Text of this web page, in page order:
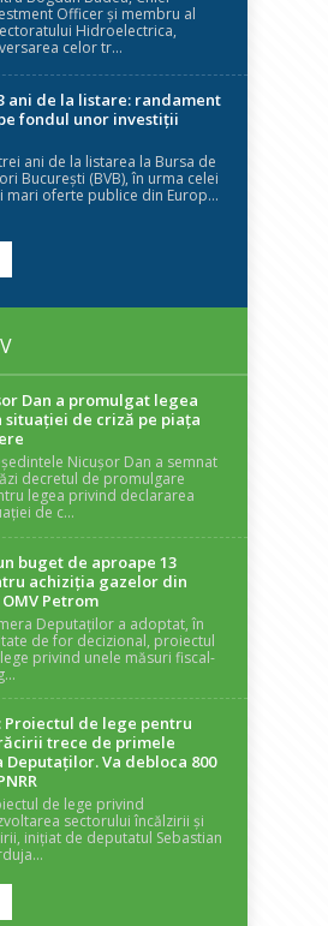
Officer și membru al
Hidroelectrica,
celor tr...
ani de la listare: randament
fondul unor investiții
ani de la listarea la Bursa de
București (BVB), în urma celei
mari oferte publice din Europ...
Dan a promulgat legea
de criză pe piaţa
Nicușor Dan a semnat
decretul de promulgare
legea privind declararea
de c...
buget de aproape 13
achiziția gazelor din
Petrom
Deputaților a adoptat, în
de for decizional, proiectul
privind unele măsuri fiscal-
Proiectul de lege pentru
trece de primele
Deputaților. Va debloca 800
de lege privind
sectorului încălzirii și
inițiat de deputatul Sebastian